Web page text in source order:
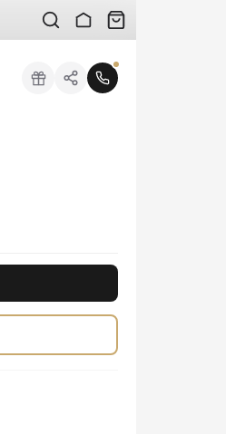
4~8장의 검수 사진을 받아보실 수 있습니다.
는 무료입니다.